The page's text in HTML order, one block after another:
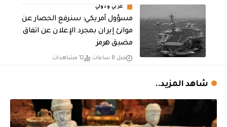
عربي ودولي
مسؤول أمريكي: سنرفع الحصار عن
موانئ إيران بمجرد الإعلان عن اتفاق
مضيق هرمز
قبل 8 ساعات 12 مشاهدات
شاهد المزيد..